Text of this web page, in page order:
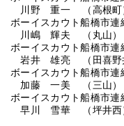
川野 重一 （高根町
ボーイスカウト船橋市
川嶋 輝夫 （丸山）
ボーイスカウト船橋市
岩井 雄亮 （田喜野
ボーイスカウト船橋市
加藤 一美 （三山）
ボーイスカウト船橋市
早川 雪華 （坪井西